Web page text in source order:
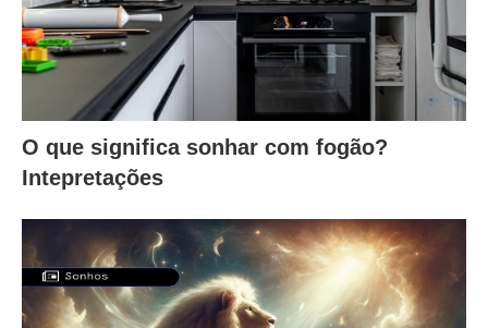
O que significa sonhar com fogão?
Intepretações